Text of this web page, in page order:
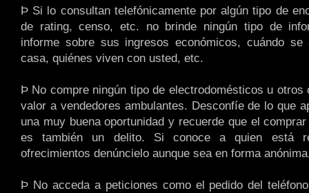
Þ Si lo consultan telefónicamente por algún tipo de
de rating, censo, etc. no brinde ningún tipo de
informe sobre sus ingresos económicos, cuándo se
casa, quiénes viven con usted, etc.
Þ No compre ningún tipo de electrodomésticos u otros
valor a vendedores ambulantes. Desconfíe de lo que
una muy buena oportunidad y recuerde que el
es también un delito. Si conoce a quien está
ofrecimientos denúncielo aunque sea en forma
Þ No acceda a peticiones como el pedido del